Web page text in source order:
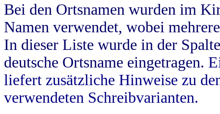
Bei den Ortsnamen wurden im
Namen verwendet, wobei
In dieser Liste wurde in der
deutsche Ortsname eingetragen.
liefert zusätzliche Hinweise zu
verwendeten Schreibvarianten.